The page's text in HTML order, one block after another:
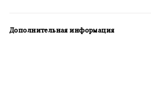
Дополнительная информация